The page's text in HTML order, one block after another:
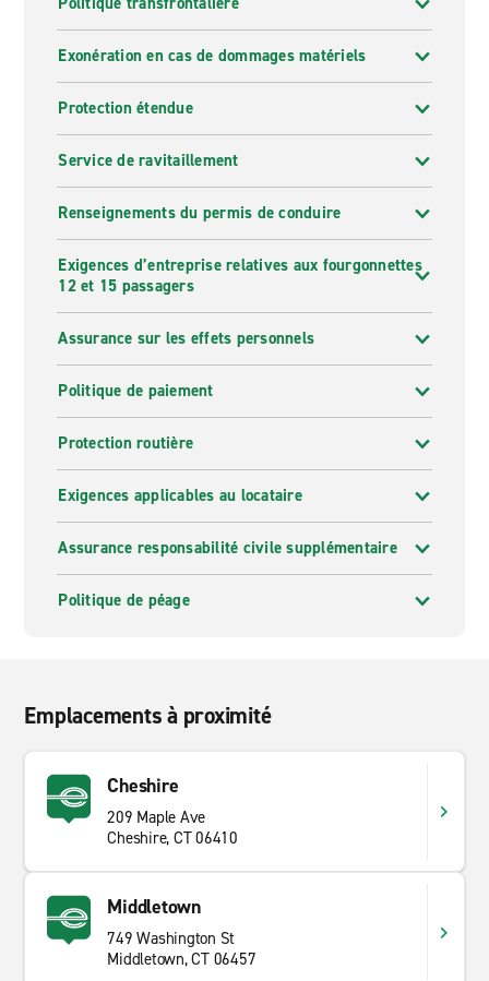
Exonération en cas de dommages matériels
Protection étendue
Service de ravitaillement
Renseignements du permis de conduire
Exigences d’entreprise relatives aux fourgonnettes
12 et 15 passagers
Assurance sur les effets personnels
Politique de paiement
Protection routière
Exigences applicables au locataire
Assurance responsabilité civile supplémentaire
Politique de péage
Emplacements à proximité
Cheshire
209 Maple Ave
Cheshire, CT 06410
Middletown
749 Washington St
Middletown, CT 06457